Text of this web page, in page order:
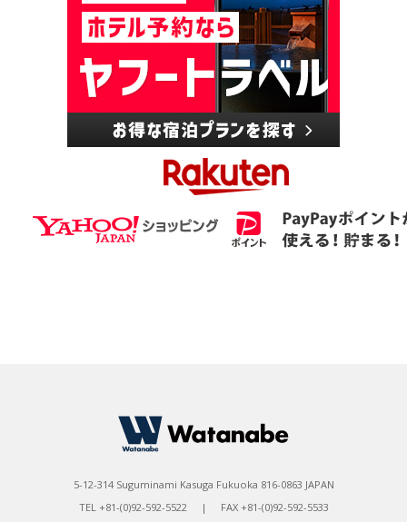
5-12-314 Suguminami Kasuga Fukuoka 816-0863 JAPAN
TEL +81-(0)92-592-5522 | FAX +81-(0)92-592-5533